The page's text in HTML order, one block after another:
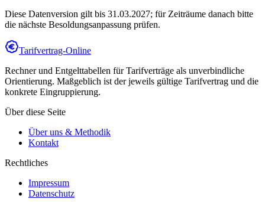
Diese Datenversion gilt bis 31.03.2027; für Zeiträume danach bitte
die nächste Besoldungsanpassung prüfen.
Tarifvertrag-Online
Rechner und Entgelttabellen für Tarifverträge als unverbindliche
Orientierung. Maßgeblich ist der jeweils gültige Tarifvertrag und die
konkrete Eingruppierung.
Über diese Seite
Über uns & Methodik
Kontakt
Rechtliches
Impressum
Datenschutz